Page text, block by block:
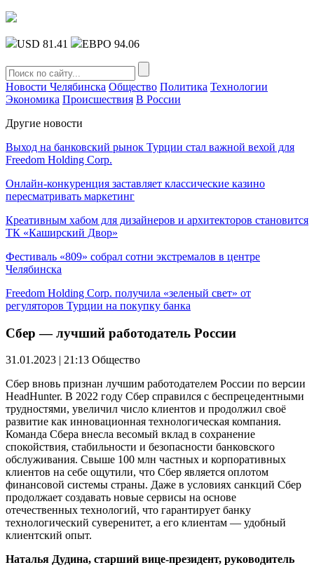
USD 81.41 ЕВРО 94.06
Новости Челябинска Общество Политика Технологии
Экономика Происшествия В России
Другие новости
Выход на банковский рынок Турции стал важной вехой для
Freedom Holding Corp.
Онлайн-конкуренция заставляет классические казино
пересматривать маркетинг
Креативным хабом для дизайнеров и архитекторов становится
ТК «Каширский Двор»
Фестиваль «809» собрал сотни экстремалов в центре
Челябинска
Freedom Holding Corp. получила «зеленый свет» от
регуляторов Турции на покупку банка
Сбер — лучший работодатель России
31.01.2023 | 21:13 Общество
Сбер вновь признан лучшим работодателем России по версии
HeadHunter. В 2022 году Сбер справился с беспрецедентными
трудностями, увеличил число клиентов и продолжил своё
развитие как инновационная технологическая компания.
Команда Сбера внесла весомый вклад в сохранение
спокойствия, стабильности и безопасности банковского
обслуживания. Свыше 100 млн частных и корпоративных
клиентов на себе ощутили, что Сбер является оплотом
финансовой системы страны. Даже в условиях санкций Сбер
продолжает создавать новые сервисы на основе
отечественных технологий, что гарантирует банку
технологический суверенитет, а его клиентам — удобный
клиентский опыт.
Наталья Дудина, старший вице-президент, руководитель